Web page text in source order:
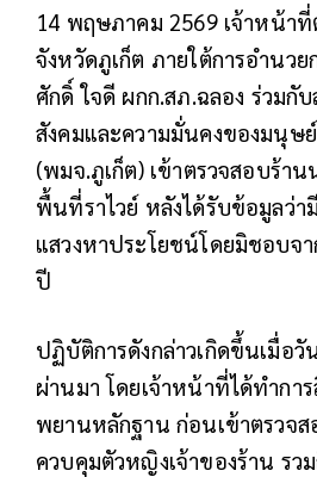
14 พฤษภาคม 2569 เจ้าหน้าที่
จังหวัดภูเก็ต ภายใต้การอำนว
ศักดิ์ ใจดี ผกก.สภ.ฉลอง ร่วม
สังคมและความมั่นคงของมนุษ
(พมจ.ภูเก็ต) เข้าตรวจสอบร้า
พื้นที่ราไวย์ หลังได้รับข้อมูลว่า
แสวงหาประโยชน์โดยมิชอบจ
ปี
ปฏิบัติการดังกล่าวเกิดขึ้นเมื่อ
ผ่านมา โดยเจ้าหน้าที่ได้ทำกา
พยานหลักฐาน ก่อนเข้าตรวจ
ควบคุมตัวหญิงเจ้าของร้าน รว